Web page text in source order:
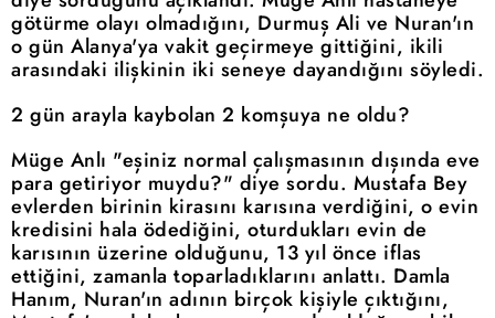
götürme olayı olmadığını, Durmuş Ali ve Nuran'ın
o gün Alanya'ya vakit geçirmeye gittiğini, ikili
arasındaki ilişkinin iki seneye dayandığını söyledi.
2 gün arayla kaybolan 2 komşuya ne oldu?
Müge Anlı "eşiniz normal çalışmasının dışında eve
para getiriyor muydu?" diye sordu. Mustafa Bey
evlerden birinin kirasını karısına verdiğini, o evin
kredisini hala ödediğini, oturdukları evin de
karısının üzerine olduğunu, 13 yıl önce iflas
ettiğini, zamanla toparladıklarını anlattı. Damla
Hanım, Nuran'ın adının birçok kişiyle çıktığını,